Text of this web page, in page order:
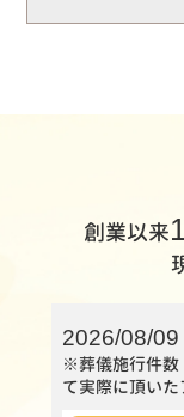
創業以来
2026/08/09
※葬儀施行件数
て実際に頂い